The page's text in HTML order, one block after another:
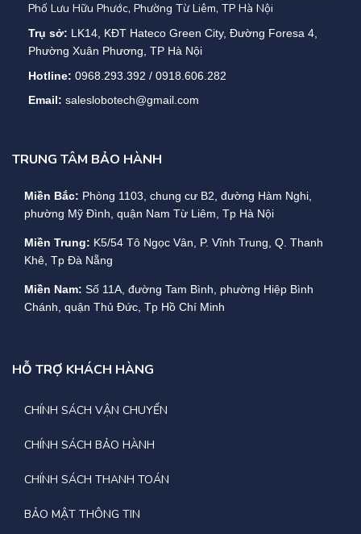
Phố Lưu Hữu Phước, Phường Từ Liêm, TP Hà Nội
Trụ sở: LK14, KĐT Hateco Green City, Đường Foresa 4,
Phường Xuân Phương, TP Hà Nội
Hotline: 0968.293.392 / 0918.606.282
Email: saleslobotech@gmail.com
TRUNG TÂM BẢO HÀNH
Miền Bắc: Phòng 1103, chung cư B2, đường Hàm Nghi,
phường Mỹ Đình, quận Nam Từ Liêm, Tp Hà Nội
Miền Trung: K5/54 Tô Ngọc Vân, P. Vĩnh Trung, Q. Thanh
Khê, Tp Đà Nẵng
Miền Nam: Số 11A, đường Tam Bình, phường Hiệp Bình
Chánh, quận Thủ Đức, Tp Hồ Chí Minh
HỖ TRỢ KHÁCH HÀNG
CHÍNH SÁCH VẬN CHUYỂN
CHÍNH SÁCH BẢO HÀNH
CHÍNH SÁCH THANH TOÁN
BẢO MẬT THÔNG TIN